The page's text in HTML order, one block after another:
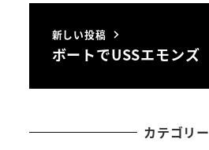
新しい投稿
ボートでUSSエモンズ
カテゴリー